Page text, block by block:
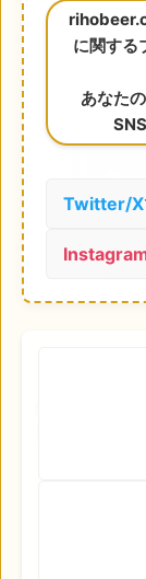
に関する
あなた
Twitter/X